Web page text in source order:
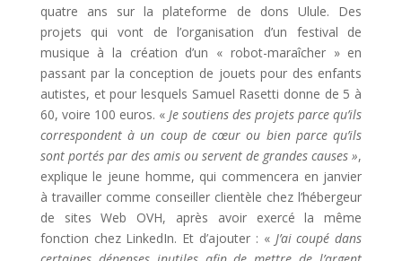
quatre ans sur la plateforme de dons Ulule. Des
projets qui vont de l’organisation d’un festival de
musique à la création d’un « robot-maraîcher » en
passant par la conception de jouets pour des enfants
autistes, et pour lesquels Samuel Rasetti donne de 5 à
60, voire 100 euros. « Je soutiens des projets parce qu’ils
correspondent à un coup de cœur ou bien parce qu’ils
sont portés par des amis ou servent de grandes causes »,
explique le jeune homme, qui commencera en janvier
à travailler comme conseiller clientèle chez l’hébergeur
de sites Web OVH, après avoir exercé la même
fonction chez LinkedIn. Et d’ajouter : « J’ai coupé dans